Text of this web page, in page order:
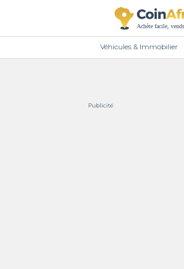
Véhicules & Immobilier
Publicité